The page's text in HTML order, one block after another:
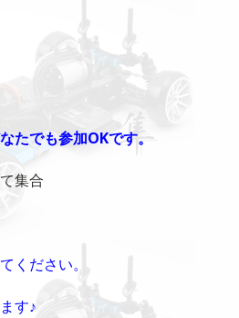
たでも参加OKです。
集合
ください。
す♪